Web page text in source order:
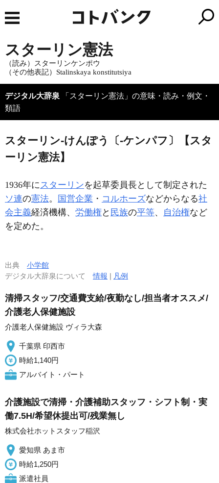
スターリン憲法
（読み）スターリンケンポウ
（その他表記）Stalinskaya konstitutsiya
デジタル大辞泉 「スターリン憲法」の意味・読み・例文・
類語
スターリン‐けんぽう〔‐ケンパフ〕【スタ
ーリン憲法】
1936年にスターリンを起草委員長として制定された
ソ連の憲法。 国営企業 ・ コルホーズなどからなる社
会主義経済機構、 労働権と 民族の平等、 自治権など
を定めた。
出典 小学館
デジタル大辞泉について情報 | 凡例
清掃スタッフ/交通費支給/夜勤なし/担当者オススメ/
介護老人保健施設
介護老人保健施設 ヴィラ大森
千葉県 印西市
時給1,140円
アルバイト・パート
介護施設で清掃・介護補助スタッフ・シフト制・実
働7.5H/希望休提出可/残業無し
株式会社ホットスタッフ稲沢
愛知県 あま市
時給1,250円
派遣社員